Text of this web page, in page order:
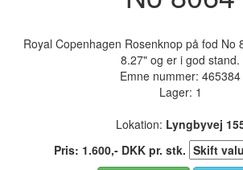
Royal Copenhagen Rosenknop på fod No
8.27" og er i god stand.
Emne nummer: 465384
Lager: 1
Lokation: Lyngbyvej
Pris: 1.600,- DKK pr. stk.